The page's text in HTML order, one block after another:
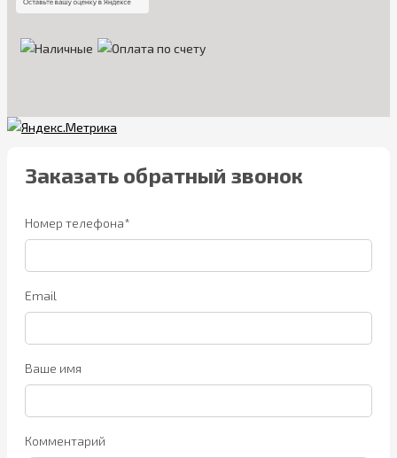
Заказать обратный звонок
Номер телефона*
Email
Ваше имя
Комментарий